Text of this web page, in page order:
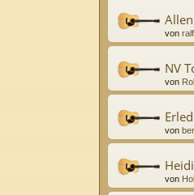
von ralf
NV
von
von
von